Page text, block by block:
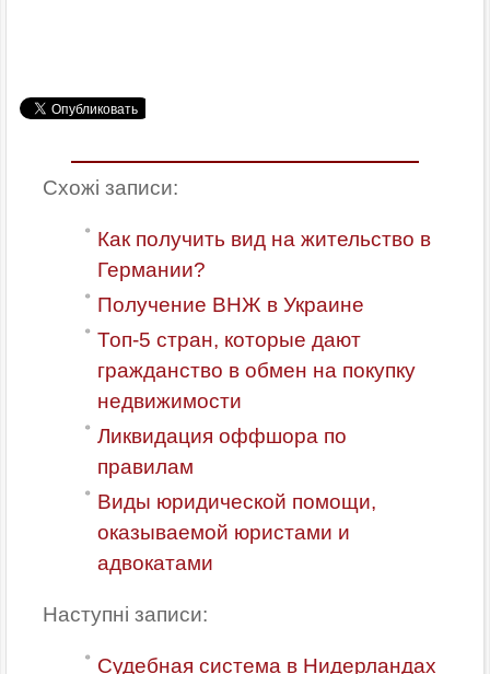
Схожі записи:
Как получить вид на жительство в
Германии?
Получение ВНЖ в Украине
Топ-5 стран, которые дают
гражданство в обмен на покупку
недвижимости
Ликвидация оффшора по
правилам
Виды юридической помощи,
оказываемой юристами и
адвокатами
Наступні записи:
Судебная система в Нидерландах